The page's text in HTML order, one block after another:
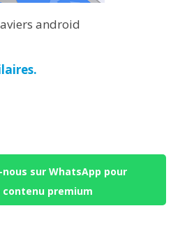
android
nous sur WhatsApp pour
premium